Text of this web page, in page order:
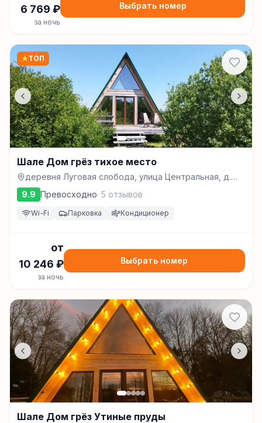
6 769 ₽
за ночь
Выбрать номер
★ТОП
Шале Дом грёз тихое место
деревня Луговая слобода, улица Центральная, д.
34, Переславль-Залесский
9.9 Превосходно· 5 отзывов
Wi-Fi Парковка Кондиционер
от
10 246 ₽
за ночь
Выбрать номер
Шале Дом грёз Утиные пруды